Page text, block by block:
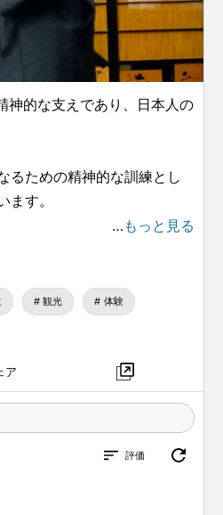
神的な支えであり、日本人の
るための精神的な訓練とし
す。
の他は一般的に単なる侍
の刀を振るう。
… もっと見る
観光 体験
ア
評価